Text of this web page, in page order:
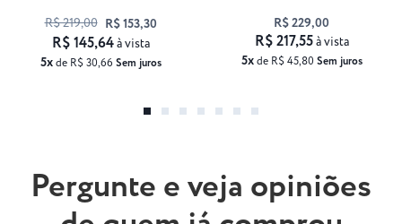
R$ 219,00 R$ 153,30
5xde R$ 30,66 Sem juros
R$ 145,64à vista
R$ 229,00
5xde R$ 45,80 Sem juros
R$ 217,55à vista
Pergunte e veja opiniões